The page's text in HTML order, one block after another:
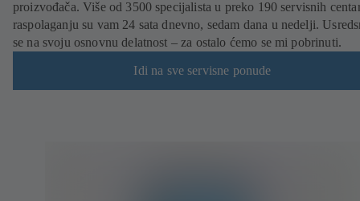
proizvođača. Više od 3500 specijalista u preko 190 servisnih
raspolaganju su vam 24 sata dnevno, sedam dana u nedelji.
se na svoju osnovnu delatnost – za ostalo ćemo se mi pobrinuti.
Idi na sve servisne ponude